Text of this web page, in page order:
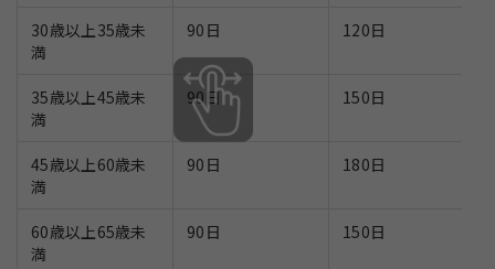
30歳以上35歳未
満
90日 120日
35歳以上45歳未
満
90日 150日
45歳以上60歳未
満
90日 180日
60歳以上65歳未
満
90日 150日